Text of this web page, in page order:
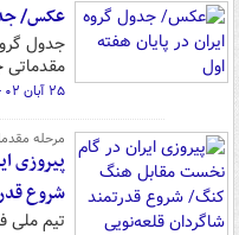
عکس/
مقدماتی جام جهانی
۲۵ آبان ۰۲ - ۲۰:۳۶
مرحله
پیروزی
شروع
تیم ملی